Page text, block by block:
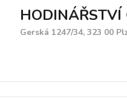
HODINÁŘSTVÍ
Gerská 1247/34, 323 00